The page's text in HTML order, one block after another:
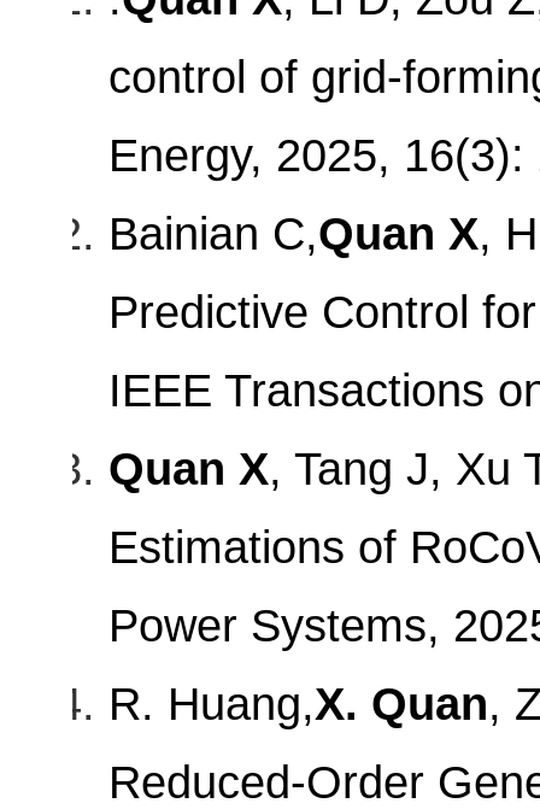
control of grid-
Energy, 2025,
Bainian C,Quan X,
Predictive Control
IEEE Transactions
Quan X, Tang J, Xu
Estimations of
Power Systems,
R. Huang,X. Quan,
Reduced-Order